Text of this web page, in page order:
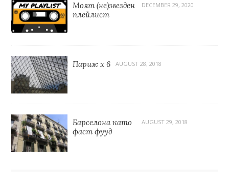
Моят (не)звезден
плейлист
DECEMBER 29, 2020
Париж x 6 AUGUST 28, 2018
Барселона като
фаст фууд
AUGUST 29, 2018